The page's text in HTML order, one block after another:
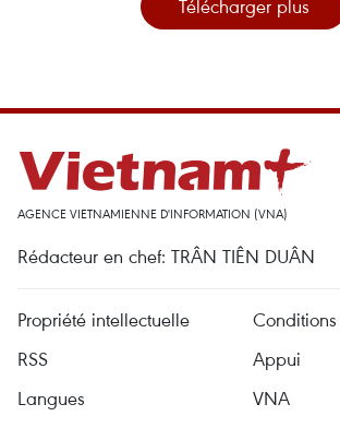
Télécharger plus
AGENCE VIETNAMIENNE D'INFORMATION (VNA)
Rédacteur en chef: TRÂN TIÊN DUÂN
Propriété intellectuelle
RSS
Appui
Langues
VNA